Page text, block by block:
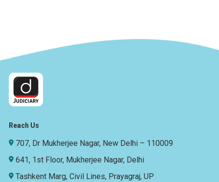
Reach Us
707, Dr Mukherjee Nagar, New Delhi – 110009
641, 1st Floor, Mukherjee Nagar, Delhi
Tashkent Marg, Civil Lines, Prayagraj, UP